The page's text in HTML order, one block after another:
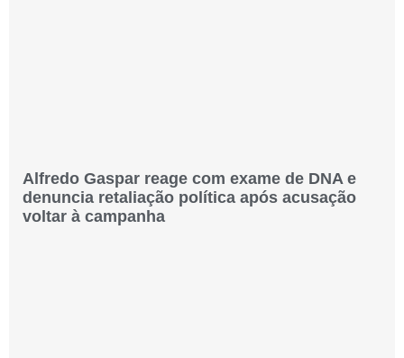
Alfredo Gaspar reage com exame de DNA e
denuncia retaliação política após acusação
voltar à campanha